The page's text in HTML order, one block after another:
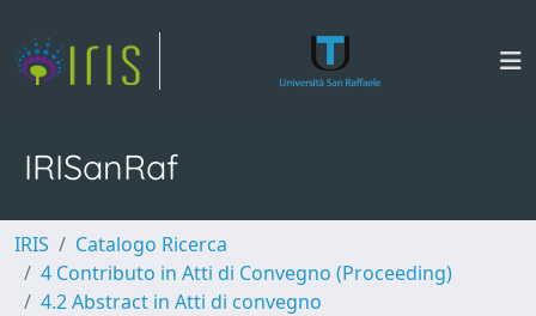
IRISanRaf
IRIS
Catalogo Ricerca
4 Contributo in Atti di Convegno (Proceeding)
4.2 Abstract in Atti di convegno